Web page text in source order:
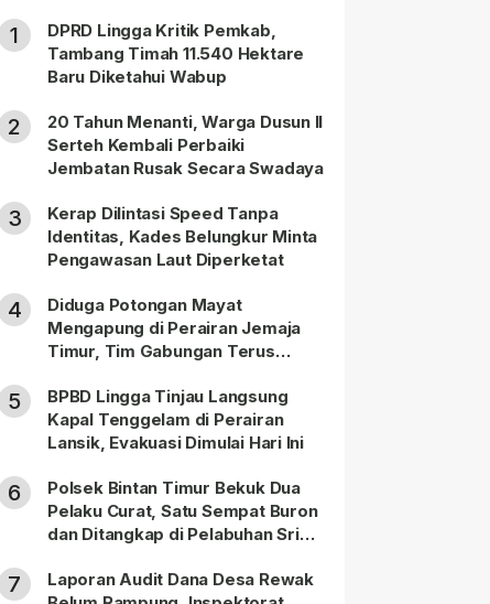
1
DPRD Lingga Kritik Pemkab,
Tambang Timah 11.540 Hektare
Baru Diketahui Wabup
2
20 Tahun Menanti, Warga Dusun II
Serteh Kembali Perbaiki
Jembatan Rusak Secara Swadaya
3
Kerap Dilintasi Speed Tanpa
Identitas, Kades Belungkur Minta
Pengawasan Laut Diperketat
4
Diduga Potongan Mayat
Mengapung di Perairan Jemaja
Timur, Tim Gabungan Terus
5
BPBD Lingga Tinjau Langsung
Kapal Tenggelam di Perairan
Lansik, Evakuasi Dimulai Hari Ini
6
Polsek Bintan Timur Bekuk Dua
Pelaku Curat, Satu Sempat Buron
dan Ditangkap di Pelabuhan Sri
7
Laporan Audit Dana Desa Rewak